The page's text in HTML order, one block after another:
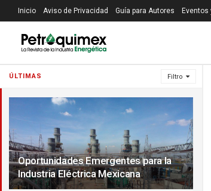
ÚLTIMAS Filtro
Oportunidades Emergentes para la
Industria Eléctrica Mexicana
Inicio Aviso de Privacidad Guía para Autores Eventos